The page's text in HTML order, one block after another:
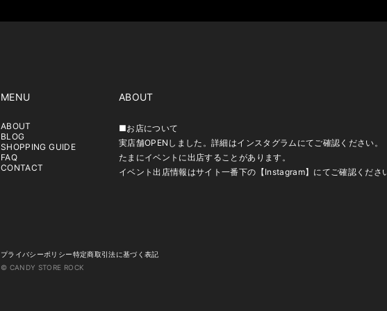
ABOUT
■お店について
実店舗OPENしました。詳細はインスタグラムにてご確認ください。
たまにイベントに出店することがあります。
イベント出店情報はサイト一番下の【Instagram】にてご確認くださ
MENU
ABOUT
BLOG
SHOPPING GUIDE
FAQ
CONTACT
プライバシーポリシー特定商取引法に基づく表記
© CANDY STORE ROCK